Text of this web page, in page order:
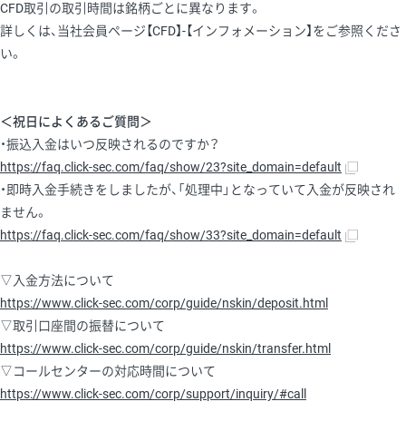
CFD取引の取引時間は銘柄ごとに異なります。
詳しくは、当社会員ページ【CFD】-【インフォメーション】をご参照くださ
い。
＜祝日によくあるご質問＞
・振込入金はいつ反映されるのですか？
https://faq.click-sec.com/faq/show/23?site_domain=default
・即時入金手続きをしましたが、「処理中」となっていて入金が反映され
ません。
https://faq.click-sec.com/faq/show/33?site_domain=default
▽入金方法について
https://www.click-sec.com/corp/guide/nskin/deposit.html
▽取引口座間の振替について
https://www.click-sec.com/corp/guide/nskin/transfer.html
▽コールセンターの対応時間について
https://www.click-sec.com/corp/support/inquiry/#call